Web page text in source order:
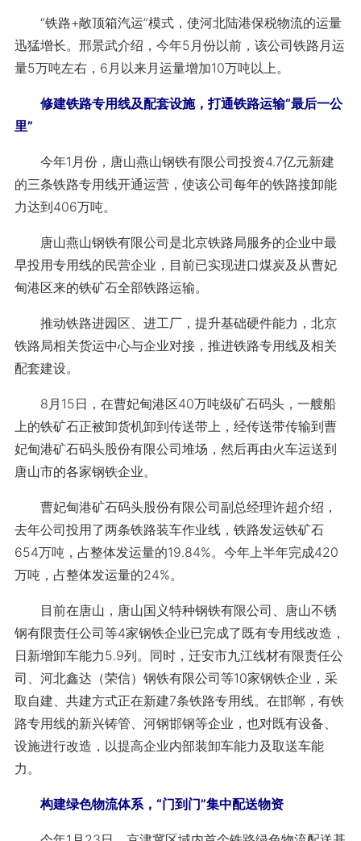
“铁路+敞顶箱汽运”模式，使河北陆港保税物流的运量
迅猛增长。邢景武介绍，今年5月份以前，该公司铁路月运
量5万吨左右，6月以来月运量增加10万吨以上。
修建铁路专用线及配套设施，打通铁路运输“最后一公
里”
今年1月份，唐山燕山钢铁有限公司投资4.7亿元新建
的三条铁路专用线开通运营，使该公司每年的铁路接卸能
力达到406万吨。
唐山燕山钢铁有限公司是北京铁路局服务的企业中最
早投用专用线的民营企业，目前已实现进口煤炭及从曹妃
甸港区来的铁矿石全部铁路运输。
推动铁路进园区、进工厂，提升基础硬件能力，北京
铁路局相关货运中心与企业对接，推进铁路专用线及相关
配套建设。
8月15日，在曹妃甸港区40万吨级矿石码头，一艘船
上的铁矿石正被卸货机卸到传送带上，经传送带传输到曹
妃甸港矿石码头股份有限公司堆场，然后再由火车运送到
唐山市的各家钢铁企业。
曹妃甸港矿石码头股份有限公司副总经理许超介绍，
去年公司投用了两条铁路装车作业线，铁路发运铁矿石
654万吨，占整体发运量的19.84%。今年上半年完成420
万吨，占整体发运量的24%。
目前在唐山，唐山国义特种钢铁有限公司、唐山不锈
钢有限责任公司等4家钢铁企业已完成了既有专用线改造，
日新增卸车能力5.9列。同时，迁安市九江线材有限责任公
司、河北鑫达（荣信）钢铁有限公司等10家钢铁企业，采
取自建、共建方式正在新建7条铁路专用线。在邯郸，有铁
路专用线的新兴铸管、河钢邯钢等企业，也对既有设备、
设施进行改造，以提高企业内部装卸车能力及取送车能
力。
构建绿色物流体系，“门到门”集中配送物资